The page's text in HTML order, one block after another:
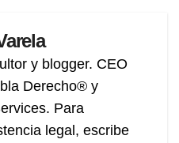
y blogger. CEO
Derecho® y
Para
legal, escribe